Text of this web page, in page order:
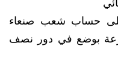
على حساب شعب صنعاء
بوضع في دور نصف